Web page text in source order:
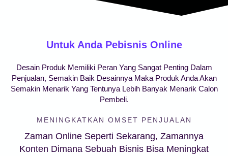
Untuk Anda Pebisnis Online
Desain Produk Memiliki Peran Yang Sangat Penting Dalam
Penjualan, Semakin Baik Desainnya Maka Produk Anda Akan
Semakin Menarik Yang Tentunya Lebih Banyak Menarik Calon
Pembeli.
MENINGKATKAN OMSET PENJUALAN
Zaman Online Seperti Sekarang, Zamannya
Konten Dimana Sebuah Bisnis Bisa Meningkat